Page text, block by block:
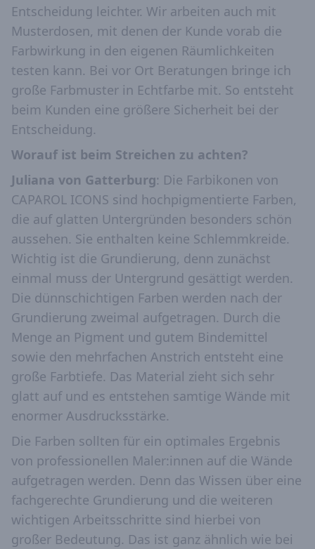
Entscheidung leichter. Wir arbeiten auch mit
Musterdosen, mit denen der Kunde vorab die
Farbwirkung in den eigenen Räumlichkeiten
testen kann. Bei vor Ort Beratungen bringe ich
große Farbmuster in Echtfarbe mit. So entsteht
beim Kunden eine größere Sicherheit bei der
Entscheidung.
Worauf ist beim Streichen zu achten?
Juliana von Gatterburg: Die Farbikonen von
CAPAROL ICONS sind hochpigmentierte Farben,
die auf glatten Untergründen besonders schön
aussehen. Sie enthalten keine Schlemmkreide.
Wichtig ist die Grundierung, denn zunächst
einmal muss der Untergrund gesättigt werden.
Die dünnschichtigen Farben werden nach der
Grundierung zweimal aufgetragen. Durch die
Menge an Pigment und gutem Bindemittel
sowie den mehrfachen Anstrich entsteht eine
große Farbtiefe. Das Material zieht sich sehr
glatt auf und es entstehen samtige Wände mit
enormer Ausdrucksstärke.
Die Farben sollten für ein optimales Ergebnis
von professionellen Maler:innen auf die Wände
aufgetragen werden. Denn das Wissen über eine
fachgerechte Grundierung und die weiteren
wichtigen Arbeitsschritte sind hierbei von
großer Bedeutung. Das ist ganz ähnlich wie bei